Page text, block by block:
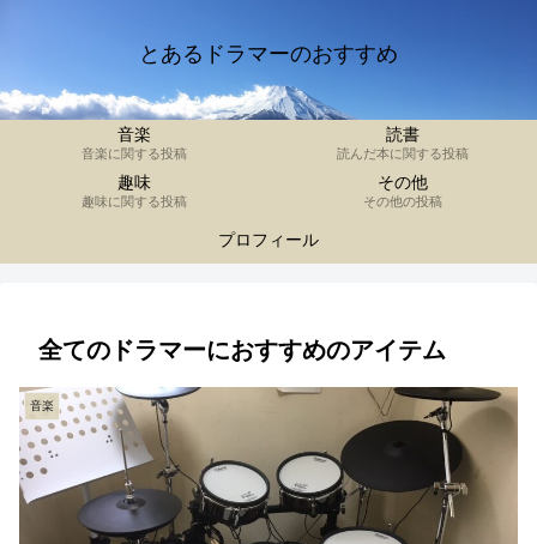
とあるドラマーのおすすめ
音楽
音楽に関する投稿
読書
読んだ本に関する投稿
趣味
趣味に関する投稿
その他
その他の投稿
プロフィール
全てのドラマーにおすすめのアイテム
音楽